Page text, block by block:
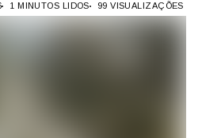
1 MINUTOS LIDOS 99 VISUALIZAÇÕES